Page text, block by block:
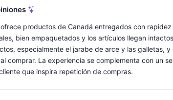
ofrece productos de Canadá entregados con
bien empaquetados y los artículos llegan
especialmente el jarabe de arce y las galletas,
comprar. La experiencia se complementa con un
que inspira repetición de compras.